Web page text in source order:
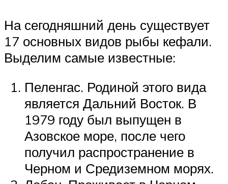
На сегодняшний день существует
17 основных видов рыбы кефали.
Выделим самые известные:
Пеленгас. Родиной этого вида
является Дальний Восток. В
1979 году был выпущен в
Азовское море, после чего
получил распространение в
Черном и Средиземном морях.